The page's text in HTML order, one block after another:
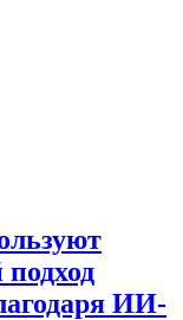
ИИ-